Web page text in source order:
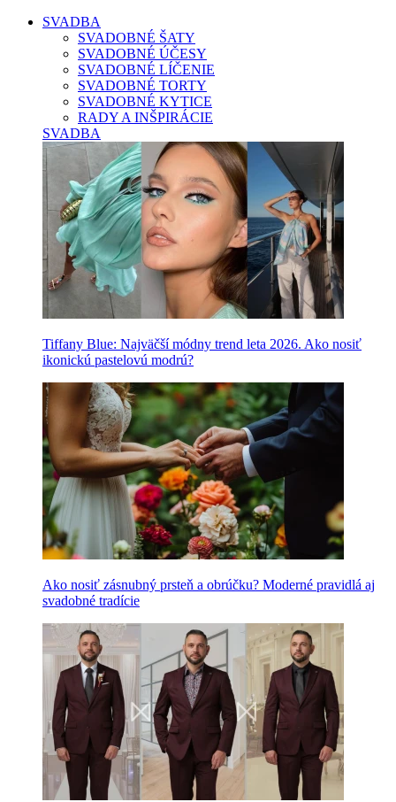
SVADBA
SVADOBNÉ ŠATY
SVADOBNÉ ÚČESY
SVADOBNÉ LÍČENIE
SVADOBNÉ TORTY
SVADOBNÉ KYTICE
RADY A INŠPIRÁCIE
SVADBA
Tiffany Blue: Najväčší módny trend leta 2026. Ako nosiť
ikonickú pastelovú modrú?
Ako nosiť zásnubný prsteň a obrúčku? Moderné pravidlá aj
svadobné tradície